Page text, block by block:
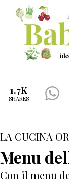
Menu
Passa
contenuto
principale
Passa
ricette
famiglie
(quasi)
green
1.7K
SHARES
LA CUCINA
Menu
Con il menu